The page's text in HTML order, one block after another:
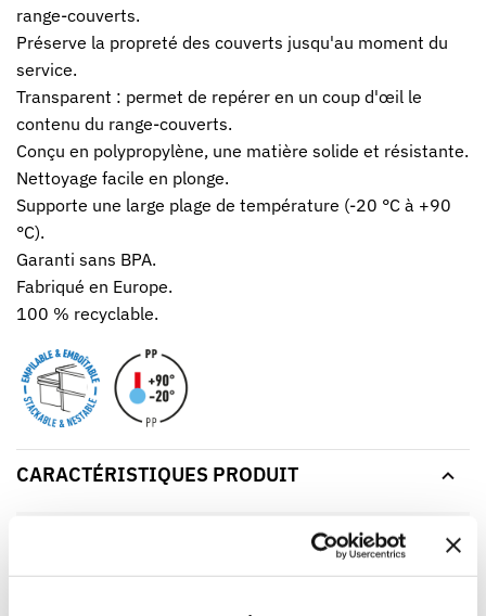
range-couverts.
Préserve la propreté des couverts jusqu'au moment du
service.
Transparent : permet de repérer en un coup d'œil le
contenu du range-couverts.
Conçu en polypropylène, une matière solide et résistante.
Nettoyage facile en plonge.
Supporte une large plage de température (-20 °C à +90
°C).
Garanti sans BPA.
Fabriqué en Europe.
100 % recyclable.
CARACTÉRISTIQUES PRODUIT